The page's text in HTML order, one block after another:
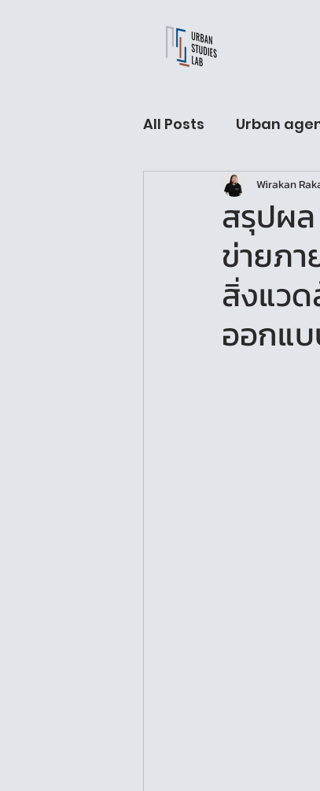
All Posts Urban
USL Fellow hall
Urban Sleeping lab
สรุปผล
ข่ายภา
สิ่งแวด
ออกแ
Wirakan